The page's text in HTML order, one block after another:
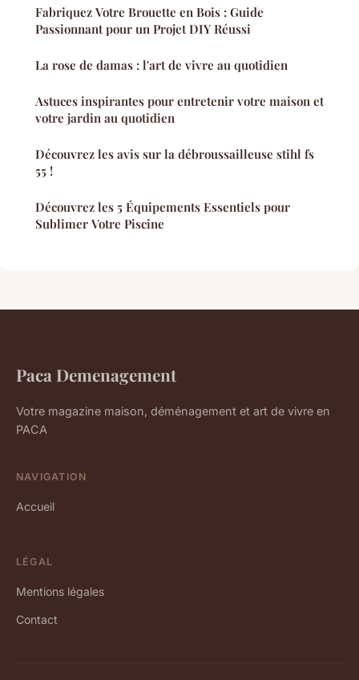
Fabriquez Votre Brouette en Bois : Guide
Passionnant pour un Projet DIY Réussi
La rose de damas : l'art de vivre au quotidien
Astuces inspirantes pour entretenir votre maison et
votre jardin au quotidien
Découvrez les avis sur la débroussailleuse stihl fs
55 !
Découvrez les 5 Équipements Essentiels pour
Sublimer Votre Piscine
Paca Demenagement
Votre magazine maison, déménagement et art de vivre en
PACA
NAVIGATION
Accueil
LÉGAL
Mentions légales
Contact